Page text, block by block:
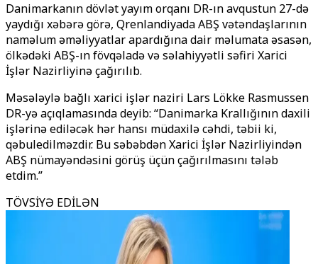
Danimarkanın dövlət yayım orqanı DR-ın avqustun 27-də
yaydığı xəbərə görə, Qrenlandiyada ABŞ vətəndaşlarının
naməlum əməliyyatlar apardığına dair məlumata əsasən,
ölkədəki ABŞ-ın fövqəladə və səlahiyyətli səfiri Xarici
İşlər Nazirliyinə çağırılıb.
Məsələylə bağlı xarici işlər naziri Lars Lökke Rasmussen
DR-yə açıqlamasında deyib: “Danimarka Krallığının daxili
işlərinə ediləcək hər hansı müdaxilə cəhdi, təbii ki,
qəbuledilməzdir. Bu səbəbdən Xarici İşlər Nazirliyindən
ABŞ nümayəndəsini görüş üçün çağırılmasını tələb
etdim.”
TÖVSİYƏ EDİLƏN